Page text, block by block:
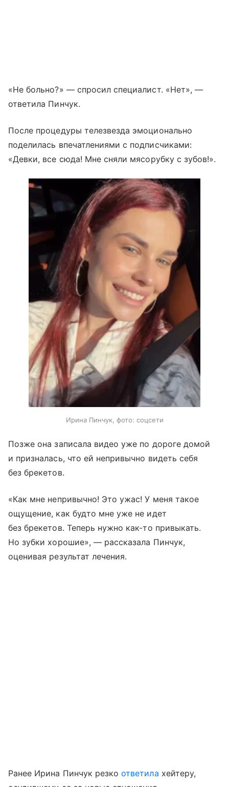
«Не больно?» — спросил специалист. «Нет», —
ответила Пинчук.
После процедуры телезвезда эмоционально
поделилась впечатлениями с подписчиками:
«Девки, все сюда! Мне сняли мясорубку с зубов!».
Ирина Пинчук, фото: соцсети
Позже она записала видео уже по дороге домой
и призналась, что ей непривычно видеть себя
без брекетов.
«Как мне непривычно! Это ужас! У меня такое
ощущение, как будто мне уже не идет
без брекетов. Теперь нужно как-то привыкать.
Но зубки хорошие», — рассказала Пинчук,
оценивая результат лечения.
Ранее Ирина Пинчук резкоответила хейтеру,